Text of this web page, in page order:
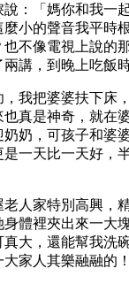
：「媽你和我一
小的聲音我平時
不像電視上說的
講，到晚上吃飯
我把婆婆扶下床
真是神奇，就在
奶，可孩子和婆
一天比一天好，
人家特別高興，
體裡夾出來一大
大，還能幫我洗
家人其樂融融的